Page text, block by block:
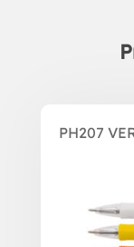
PH207